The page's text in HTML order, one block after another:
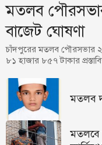
মতলব
বাজেট ঘোষণা
চাঁদপুরের মতলব পৌরসভার
৮১ হাজার ৮৫৭ টাকার
মতলব
মতলবে